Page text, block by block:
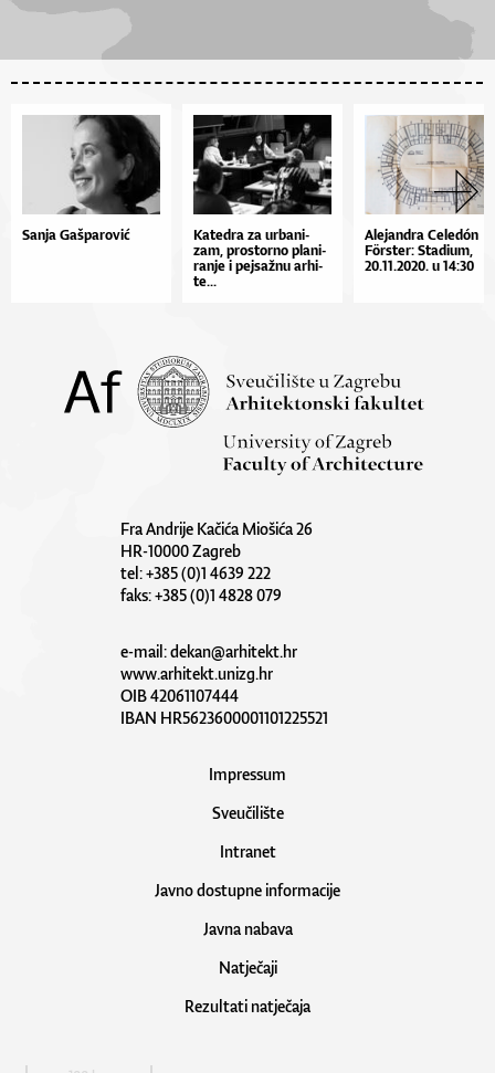
Sanja Gašparović
Ka­te­dra za ur­ba­ni­
zam, pros­tor­no pla­ni­
ra­nje i pej­saž­nu ar­hi­
te...
Ale­jan­dra Ce­le­dón
Förste­r: Sta­di­um,
20.11.2020. u 14:30
Fra Andrije Kačića Miošića 26
HR-10000 Zagreb
tel: +385 (0)1 4639 222
faks: +385 (0)1 4828 079
e-mail:dekan@arhitekt.hr
www.arhitekt.unizg.hr
OIB 42061107444
IBAN HR5623600001101225521
Impressum
Sveučilište
Intranet
Javno dostupne informacije
Javna nabava
Natječaji
Rezultati natječaja